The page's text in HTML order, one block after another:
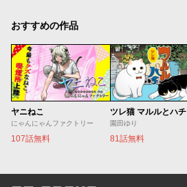
おすすめの作品
ヤニねこ
にゃんにゃんファクトリー
107話無料
ツレ猫 マルルとハチ
園田ゆり
81話無料